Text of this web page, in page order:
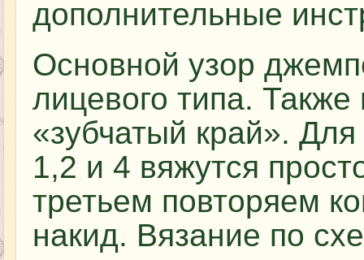
дополнительные
Основной узор
лицевого типа. Также
«зубчатый край».
1,2 и 4 вяжутся
третьем повторяем
накид. Вязание по